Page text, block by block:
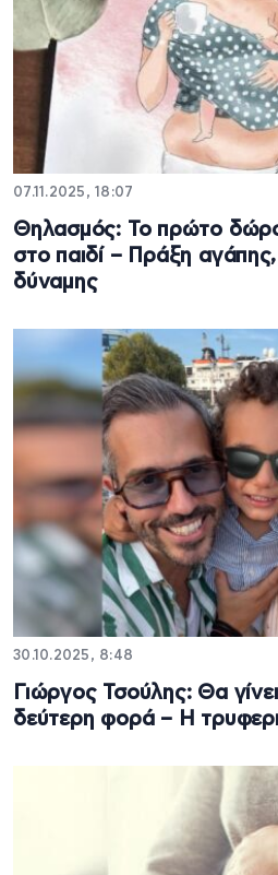
07.11.2025, 18:07
Θηλασμός: Το πρώτο
στο παιδί – Πράξη
δύναμης
30.10.2025, 8:48
Γιώργος Τσούλης: Θα
δεύτερη φορά – Η